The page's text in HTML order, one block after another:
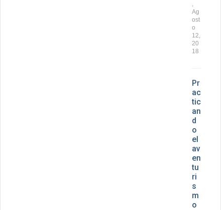
Ag
ost
o
12,
20
18
Pr
ac
tic
an
d
o
el
av
en
tu
ri
s
m
o